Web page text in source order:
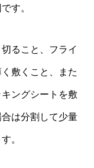
す。
ること、フライ
敷くこと、また
ングシートを敷
は分割して少量
。